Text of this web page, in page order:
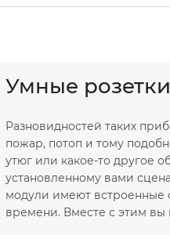
Умные
Разновидностей таких
пожар, потоп и тому
утюг или какое-то другое
установленному вами
модули имеют встроенные
времени. Вместе с этим вы